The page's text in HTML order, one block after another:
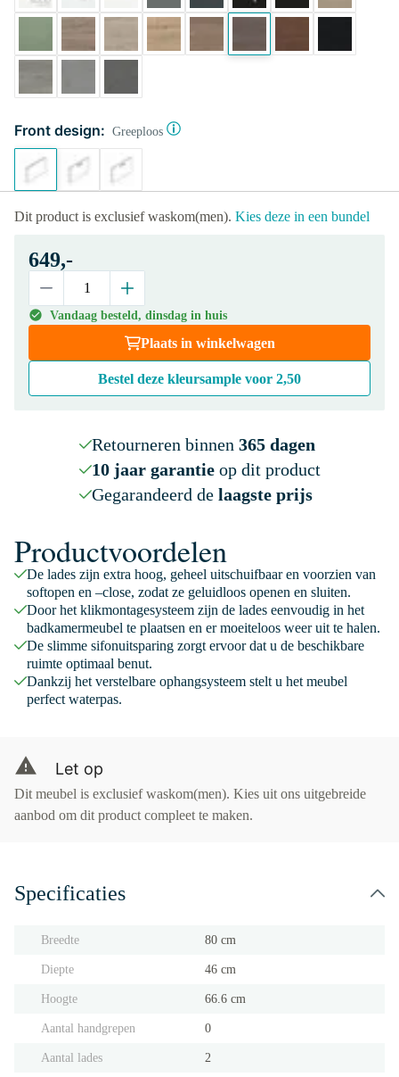
Front design: Greeploos
Dit product is exclusief waskom(men). Kies deze in een bundel
649,-
Vandaag besteld, dinsdag in huis
Plaats in winkelwagen
Bestel deze kleursample voor 2,50
Retourneren binnen 365 dagen
10 jaar garantieop dit product
Gegarandeerd de laagste prijs
Productvoordelen
De lades zijn extra hoog, geheel uitschuifbaar en voorzien van
softopen en –close, zodat ze geluidloos openen en sluiten.
Door het klikmontagesysteem zijn de lades eenvoudig in het
badkamermeubel te plaatsen en er moeiteloos weer uit te halen.
De slimme sifonuitsparing zorgt ervoor dat u de beschikbare
ruimte optimaal benut.
Dankzij het verstelbare ophangsysteem stelt u het meubel
perfect waterpas.
Let op
Dit meubel is exclusief waskom(men). Kies uit ons uitgebreide
aanbod om dit product compleet te maken.
Specificaties
Breedte 80 cm
Diepte 46 cm
Hoogte 66.6 cm
Aantal handgrepen 0
Aantal lades 2